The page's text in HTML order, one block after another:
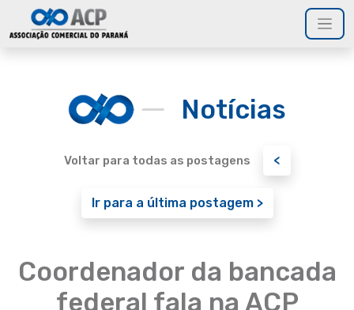
Notícias
Voltar para todas as postagens <
Ir para a última postagem >
Coordenador da bancada
federal fala na ACP